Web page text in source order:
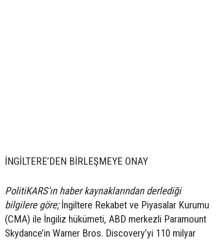
İNGİLTERE’DEN BİRLEŞMEYE ONAY
PolitiKARS’ın haber kaynaklarından derlediği
bilgilere göre;İngiltere Rekabet ve Piyasalar Kurumu
(CMA) ile İngiliz hükümeti, ABD merkezli Paramount
Skydance’in Warner Bros. Discovery’yi 110 milyar